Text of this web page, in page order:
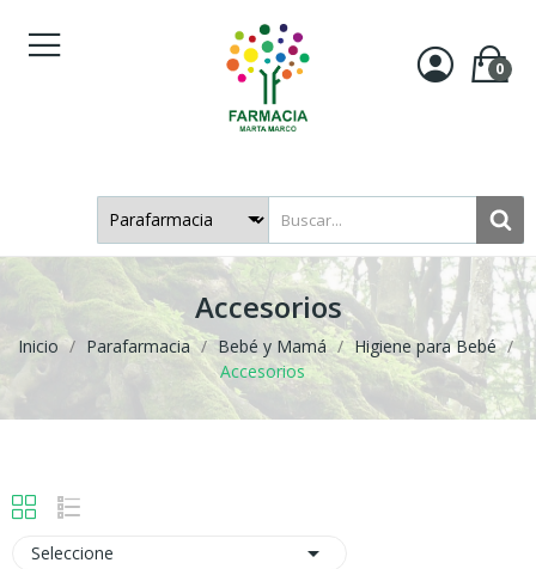
0
Accesorios
Inicio Parafarmacia Bebé y Mamá
Higiene para Bebé
Accesorios
Seleccione 